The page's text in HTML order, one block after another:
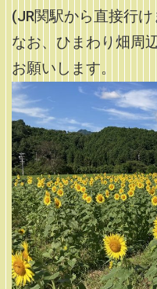
(JR関駅から直接行け
なお、ひまわり畑周
お願いします。